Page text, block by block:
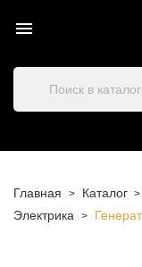

Главная Каталог
Электрика